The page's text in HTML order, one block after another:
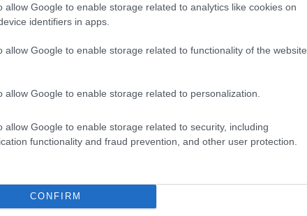
allow Google to enable storage related to analytics like cookies on
identifiers in apps.
allow Google to enable storage related to functionality of the website
allow Google to enable storage related to personalization.
allow Google to enable storage related to security, including
functionality and fraud prevention, and other user protection.
CONFIRM
conversano tra loro. In poche settimane la
con oltre 1,5 milioni di agenti
commerciale culminato con l’acquisizione
delle grandi piattaforme.
e seeding umano
del
un lessico condiviso. Altre produzioni hanno
anti-umani. Tuttavia, l’analisi